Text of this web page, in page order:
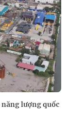
lượng quốc